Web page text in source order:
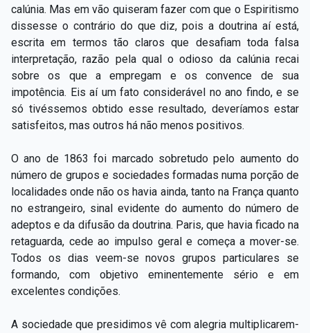
calúnia. Mas em vão quiseram fazer com que o Espiritismo
dissesse o contrário do que diz, pois a doutrina aí está,
escrita em termos tão claros que desafiam toda falsa
interpretação, razão pela qual o odioso da calúnia recai
sobre os que a empregam e os convence de sua
impotência. Eis aí um fato considerável no ano findo, e se
só tivéssemos obtido esse resultado, deveríamos estar
satisfeitos, mas outros há não menos positivos.
O ano de 1863 foi marcado sobretudo pelo aumento do
número de grupos e sociedades formadas numa porção de
localidades onde não os havia ainda, tanto na França quanto
no estrangeiro, sinal evidente do aumento do número de
adeptos e da difusão da doutrina. Paris, que havia ficado na
retaguarda, cede ao impulso geral e começa a mover-se.
Todos os dias veem-se novos grupos particulares se
formando, com objetivo eminentemente sério e em
excelentes condições.
A sociedade que presidimos vê com alegria multiplicarem-